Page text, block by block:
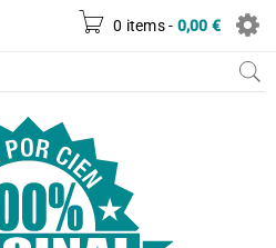
0 items - 0,00 €